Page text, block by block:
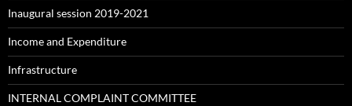
Inaugural session 2019-2021
Income and Expenditure
Infrastructure
INTERNAL COMPLAINT COMMITTEE